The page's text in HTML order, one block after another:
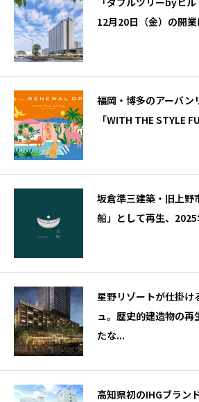
12月20日（金）の開
福岡・博多のアーバン
「WITH THE STYLE
坂倉準三建築・旧上野
船」として再生、
星野リゾートが仕掛け
ュ。歴史的建造物の
たな...
高知県初のIHGブラン